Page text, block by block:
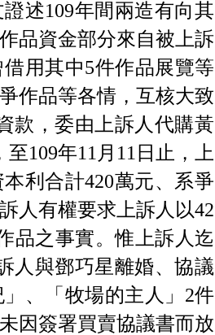
述109年間兩造有向其
品資金部分來自被上訴
用其中5件作品展覽等
作品等各情，互核大致
款，委由上訴人代購黃
109年11月11日止，上
利合計420萬元、系爭
人有權要求上訴人以42
品之事實。惟上訴人迄
人與鄧巧星離婚、協議
、「牧場的主人」2件
因簽署買賣協議書而放